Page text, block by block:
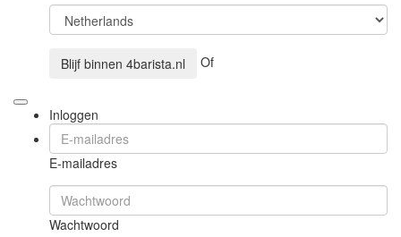
Blijf binnen 4barista.nl Of
Inloggen
E-mailadres
Wachtwoord